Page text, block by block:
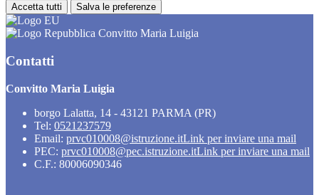
Accetta tutti Salva le preferenze
Convitto Maria Luigia
Contatti
Convitto Maria Luigia
borgo Lalatta, 14 - 43121 PARMA (PR)
Tel: 0521237579
Email: prvc010008@istruzione.itLink per inviare una mail
PEC: prvc010008@pec.istruzione.itLink per inviare una mail
C.F.: 80006090346